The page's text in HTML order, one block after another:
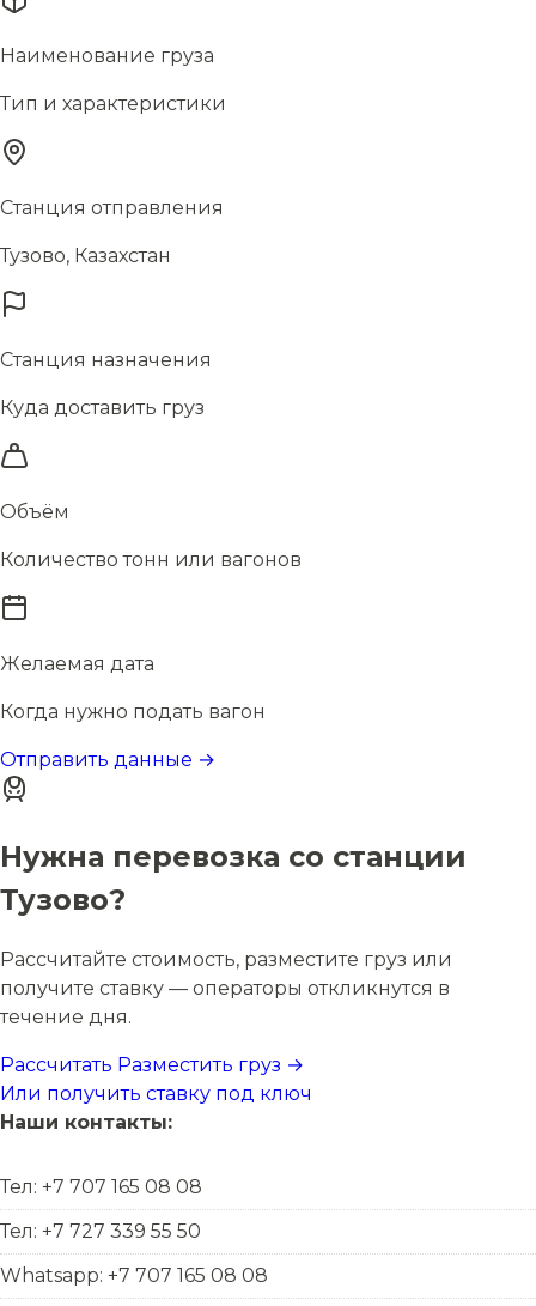
Наименование груза
Тип и характеристики
Станция отправления
Тузово, Казахстан
Станция назначения
Куда доставить груз
Объём
Количество тонн или вагонов
Желаемая дата
Когда нужно подать вагон
Отправить данные →
Нужна перевозка со станции
Тузово?
Рассчитайте стоимость, разместите груз или
получите ставку — операторы откликнутся в
течение дня.
Рассчитать Разместить груз →
Или получить ставку под ключ
Наши контакты:
Тел: +7 707 165 08 08
Тел: +7 727 339 55 50
Whatsapp: +7 707 165 08 08